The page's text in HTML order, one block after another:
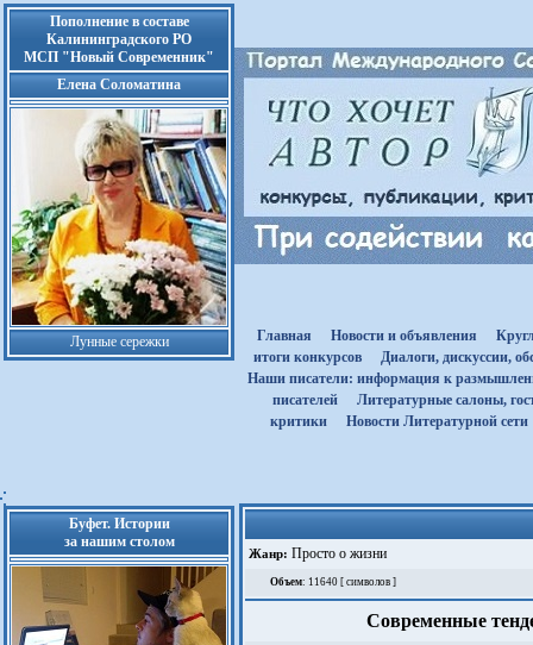
Пополнение в составе
Калининградского РО
МСП "Новый Современник"
Елена Соломатина
Лунные сережки Главная Новости и объявления
итоги конкурсов
Диалоги, дискуссии,
Наши писатели: информация к
писателей
Литературные салоны,
критики
Новости Литературной сети
Буфет. Истории
за нашим столом
Жанр: Просто о жизни
Объем: 11640 [ символов ]
Современные